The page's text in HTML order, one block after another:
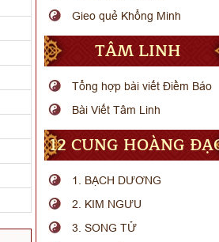
Gieo quẻ Khổng Minh
TÂM LINH
Tổng hợp bài viết Điềm Báo
Bài Viết Tâm Linh
12 CUNG HOÀNG
1. BẠCH DƯƠNG
2. KIM NGƯU
3. SONG TỬ